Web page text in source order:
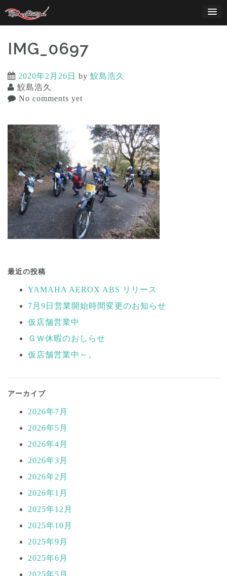
content
IMG_0697
2020年2月26日 by 鮫島浩久
鮫島浩久
No comments yet
稿
ナ
ゲ
ー
シ
ン
最近の投稿
YAMAHA AEROX ABS リリース
7月9日営業開始時間変更のお知らせ
仮店舗営業中
ＧＷ休暇のおしらせ
仮店舗営業中～。
アーカイブ
2026年7月
2026年5月
2026年4月
2026年3月
2026年2月
2026年1月
2025年12月
2025年10月
2025年9月
2025年6月